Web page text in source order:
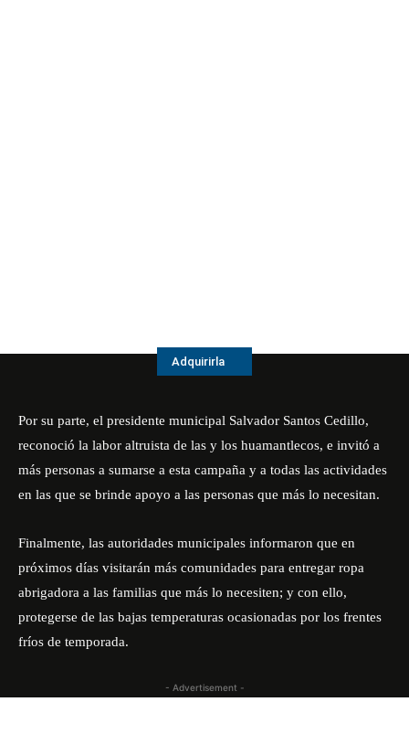
Adquirirla
Por su parte, el presidente municipal Salvador Santos Cedillo,
reconoció la labor altruista de las y los huamantlecos, e invitó a
más personas a sumarse a esta campaña y a todas las actividades
en las que se brinde apoyo a las personas que más lo necesitan.
Finalmente, las autoridades municipales informaron que en
próximos días visitarán más comunidades para entregar ropa
abrigadora a las familias que más lo necesiten; y con ello,
protegerse de las bajas temperaturas ocasionadas por los frentes
fríos de temporada.
- Advertisement -